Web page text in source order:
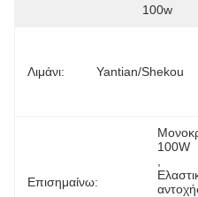
100w
Λιμάνι: Yantian/Shekou
Επισημαίνω:
100W